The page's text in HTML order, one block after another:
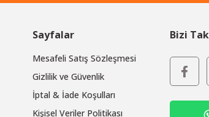
Sayfalar
Mesafeli Satış Sözleşmesi
Gizlilik ve Güvenlik
İptal & İade Koşulları
Kişisel Veriler Politikası
Bizi